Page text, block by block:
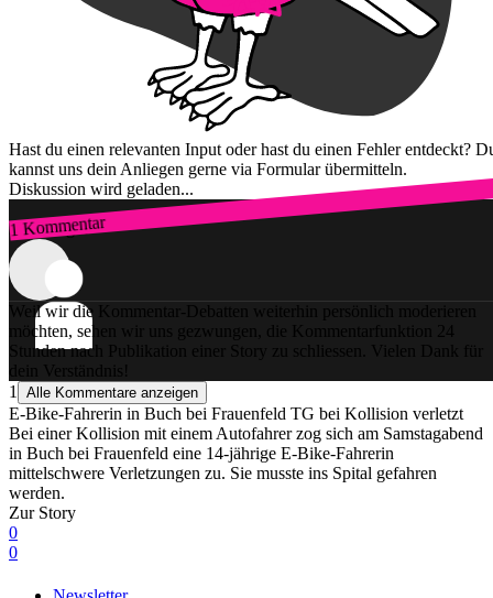
Hast du einen relevanten Input oder hast du einen Fehler entdeckt?
kannst uns dein Anliegen gerne via Formular übermitteln.
Diskussion wird geladen...
1 Kommentar
Zum Login
Weil wir die Kommentar-Debatten weiterhin persönlich moderieren
möchten, sehen wir uns gezwungen, die Kommentarfunktion 24
Stunden nach Publikation einer Story zu schliessen. Vielen Dank für
dein Verständnis!
1
Alle Kommentare anzeigen
E-Bike-Fahrerin in Buch bei Frauenfeld TG bei Kollision verletzt
Bei einer Kollision mit einem Autofahrer zog sich am Samstagabend
in Buch bei Frauenfeld eine 14-jährige E-Bike-Fahrerin
mittelschwere Verletzungen zu. Sie musste ins Spital gefahren
werden.
Zur Story
0
0